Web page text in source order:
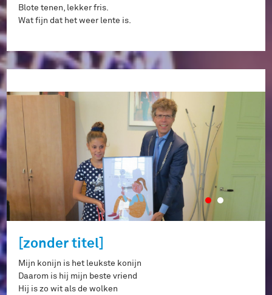
Blote tenen, lekker fris.
Wat fijn dat het weer lente is.
[zonder titel]
Mijn konijn is het leukste konijn
Daarom is hij mijn beste vriend
Hij is zo wit als de wolken